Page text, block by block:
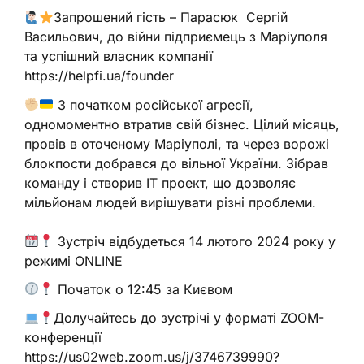
Запрошений гість – Парасюк Сергій
Васильович, до війни підприємець з Маріуполя
та успішний власник компанії
https://helpfi.ua/founder
З початком російської агресії,
одномоментно втратив свій бізнес. Цілий місяць,
провів в оточеному Маріуполі, та через ворожі
блокпости добрався до вільної України. Зібрав
команду і створив IT проект, що дозволяє
мільйонам людей вирішувати різні проблеми.
Зустріч відбудеться 14 лютого 2024 року у
режимі ONLINE
Початок о 12:45 за Києвом
Долучайтесь до зустрічі у форматі ZOOM-
конференції
https://us02web.zoom.us/j/3746739990?